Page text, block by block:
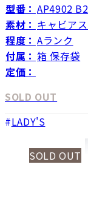
型番： AP4902
素材： キャビア
程度： Aランク
付属： 箱 保存袋
定価：
SOLD OUT
LADY'S
SOLD OUT